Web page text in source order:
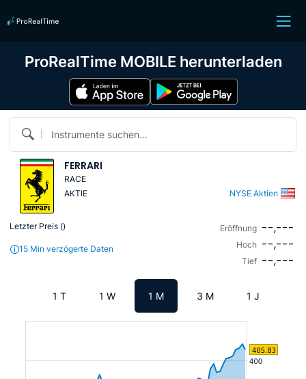
Instrumente suchen...
FERRARI
RACE
AKTIE
NYSE Aktien
Letzter Preis ()
15 Min verzögerte Daten
Eröffnung --,---
Hoch --,---
Tief --,---
1 T 1 W 1 M 3 M 1 J
ProRealTime MOBILE herunterladen